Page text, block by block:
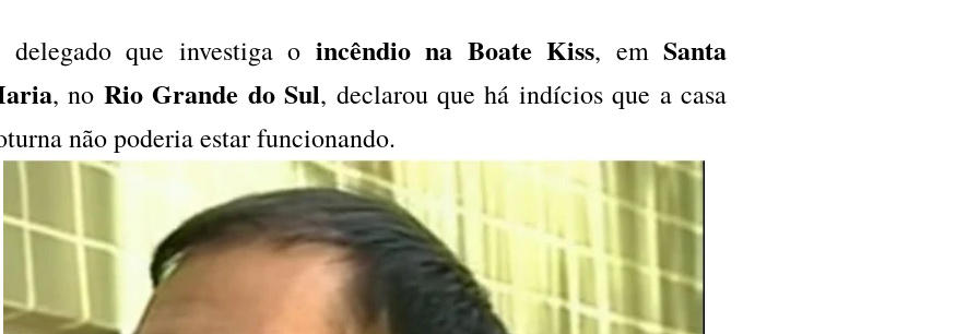
delegado que investiga o incêndio na Boate Kiss, em Santa
, no Rio Grande do Sul, declarou que há indícios que a casa
não poderia estar funcionando.